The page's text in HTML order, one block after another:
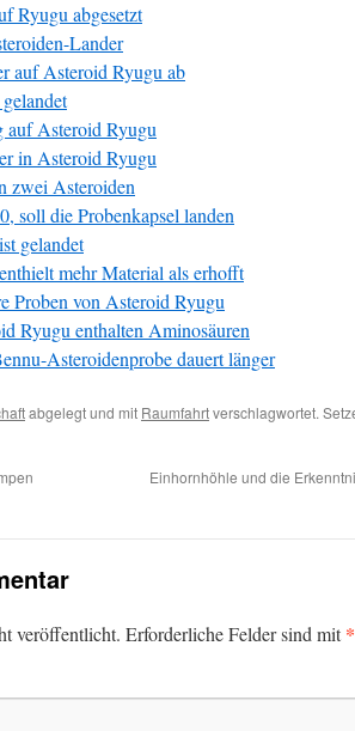
Ryugu abgesetzt
Lander
auf Asteroid Ryugu ab
auf Asteroid Ryugu
in Asteroid Ryugu
zwei Asteroiden
soll die Probenkapsel landen
gelandet
mehr Material als erhofft
Proben von Asteroid Ryugu
Ryugu enthalten Aminosäuren
Asteroidenprobe dauert länger
abgelegt und mit Raumfahrtverschlagwortet.
Einhornhöhle und die
veröffentlicht. Erforderliche Felder sind mit*